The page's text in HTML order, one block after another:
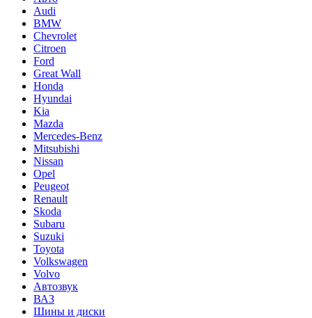
Audi
BMW
Chevrolet
Citroen
Ford
Great Wall
Honda
Hyundai
Kia
Mazda
Mercedes-Benz
Mitsubishi
Nissan
Opel
Peugeot
Renault
Skoda
Subaru
Suzuki
Toyota
Volkswagen
Volvo
Автозвук
ВАЗ
Шины и диски